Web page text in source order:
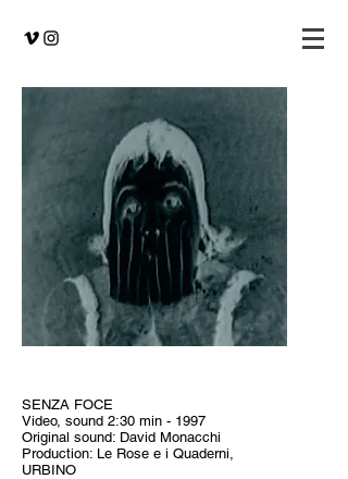
SENZA FOCE
Video, sound 2:30 min - 1997
Original sound: David Monacchi
Production: Le Rose e i Quaderni,
URBINO